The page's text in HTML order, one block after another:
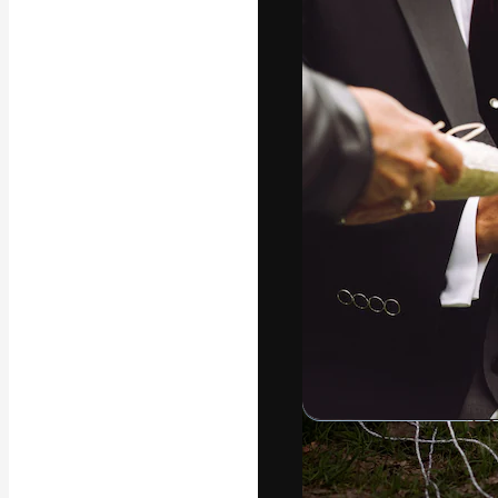
La plateforme
vos meilleurs
d’abonnés :
studios.
Français
Copyright ©